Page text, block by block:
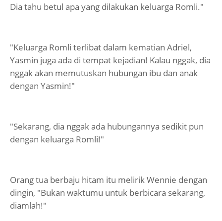
Dia tahu betul apa yang dilakukan keluarga Romli."
"Keluarga Romli terlibat dalam kematian Adriel,
Yasmin juga ada di tempat kejadian! Kalau nggak, dia
nggak akan memutuskan hubungan ibu dan anak
dengan Yasmin!"
"Sekarang, dia nggak ada hubungannya sedikit pun
dengan keluarga Romli!"
Orang tua berbaju hitam itu melirik Wennie dengan
dingin, "Bukan waktumu untuk berbicara sekarang,
diamlah!"